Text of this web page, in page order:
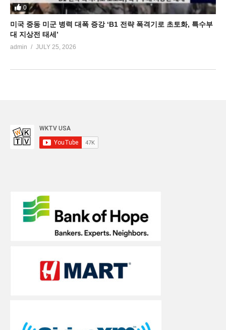
0
미국 중동 미군 병력 대폭 증강 ‘B1 전략 폭격기로 초토화, 특수부
대 지상전 태세’
admin JULY 25, 2026